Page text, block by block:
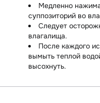
Медленно
суппозиторий во
Следует
влагалища.
После каждого
вымыть теплой
высохнуть.